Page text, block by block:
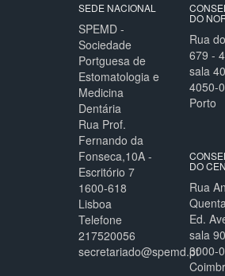
SEDE NACIONAL
SPEMD -
Sociedade
Portguesa de
Estomatologia e
Medicina
Dentária
Rua Prof.
Fernando da
Fonseca,10A -
Escritório 7
1600-618
Lisboa
Telefone
217520056
secretariado@spemd.pt
DO
Rua
679 -
sala
4050-
Porto
DO
Rua
Ed.
sala
3000-